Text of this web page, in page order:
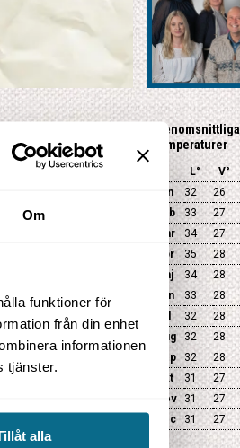
Om
funktioner för
från din enhet
informationen
tjänster.
alla
Ja
Genomsnittliga
temperaturer
L° V°
Jan
32 26
Feb
33 27
Mar
34 27
Apr
35 28
Maj
34 28
Jun
33 28
32 28
Aug
32 28
Sep
32 28
Okt
31 27
Nov 31 27
Dec
31 27